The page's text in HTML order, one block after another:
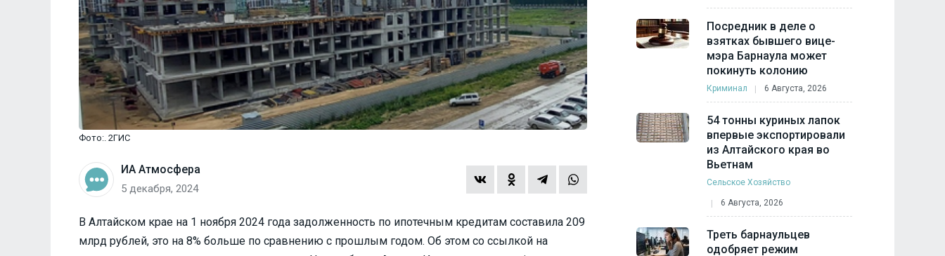
Фото:. 2ГИС
ИА Атмосфера
5 декабря, 2024
В Алтайском крае на 1 ноября 2024 года задолженность по ипотечным кредитам составила 209
млрд рублей, это на 8% больше по сравнению с прошлым годом. Об этом со ссылкой на
Посредник в деле о
взятках бывшего вице-
мэра Барнаула может
покинуть колонию
Криминал 6 Августа, 2026
54 тонны куриных лапок
впервые экспортировали
из Алтайского края во
Вьетнам
Сельское Хозяйство
6 Августа, 2026
Треть барнаульцев
одобряет режим